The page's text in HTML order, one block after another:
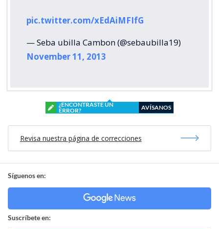
pic.twitter.com/xEdAiMFIfG
— Seba ubilla Cambon (@sebaubilla19)
November 11, 2013
¿ENCONTRASTE UN
ERROR?
AVÍSANOS
Revisa nuestra página de correcciones
Síguenos en:
Suscríbete en: